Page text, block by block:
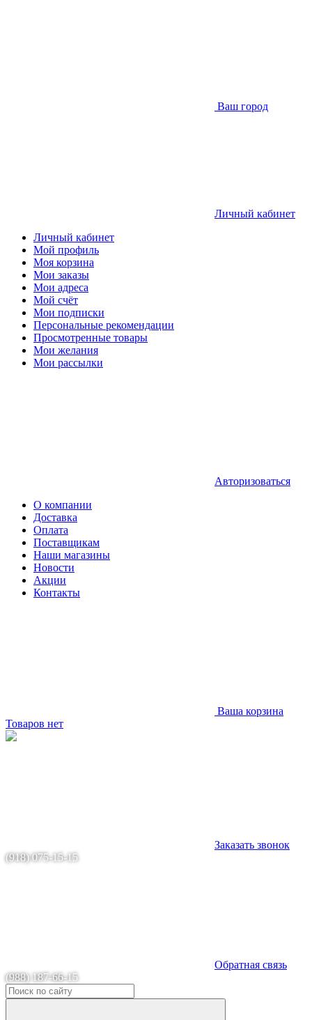
Ваш город
Личный кабинет
Личный кабинет
Мой профиль
Моя корзина
Мои заказы
Мои адреса
Мой счёт
Мои подписки
Персональные рекомендации
Просмотренные товары
Мои желания
Мои рассылки
Авторизоваться
О компании
Доставка
Оплата
Поставщикам
Наши магазины
Новости
Акции
Контакты
Ваша корзина
Товаров нет
Заказать звонок
(918) 075-15-15
Обратная связь
(988) 187-66-15